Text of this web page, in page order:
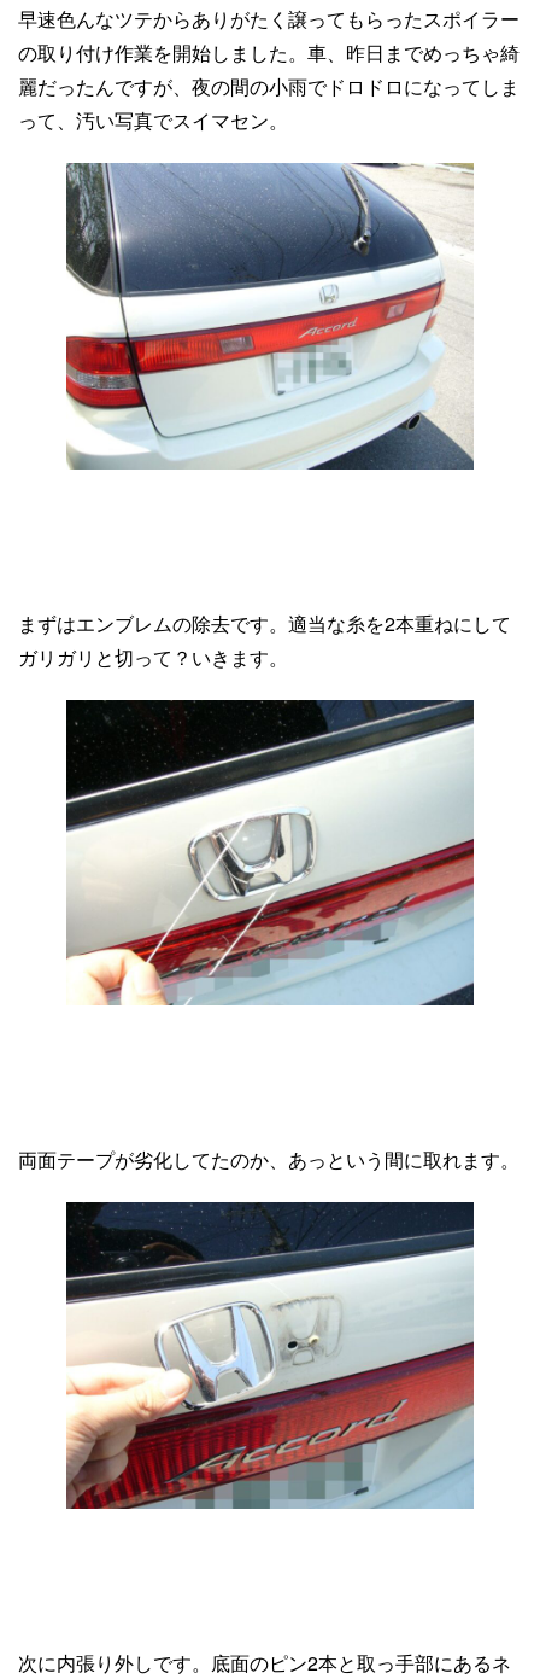
早速色んなツテからありがたく譲ってもらったスポイラー
の取り付け作業を開始しました。車、昨日までめっちゃ綺
麗だったんですが、夜の間の小雨でドロドロになってしま
って、汚い写真でスイマセン。
まずはエンブレムの除去です。適当な糸を2本重ねにして
ガリガリと切って？いきます。
両面テープが劣化してたのか、あっという間に取れます。
次に内張り外しです。底面のピン2本と取っ手部にあるネ